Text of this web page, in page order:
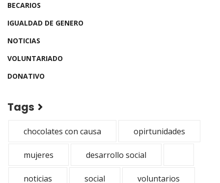
BECARIOS
IGUALDAD DE GENERO
NOTICIAS
VOLUNTARIADO
DONATIVO
Tags
chocolates con causa opirtunidades
mujeres desarrollo social
noticias social voluntarios